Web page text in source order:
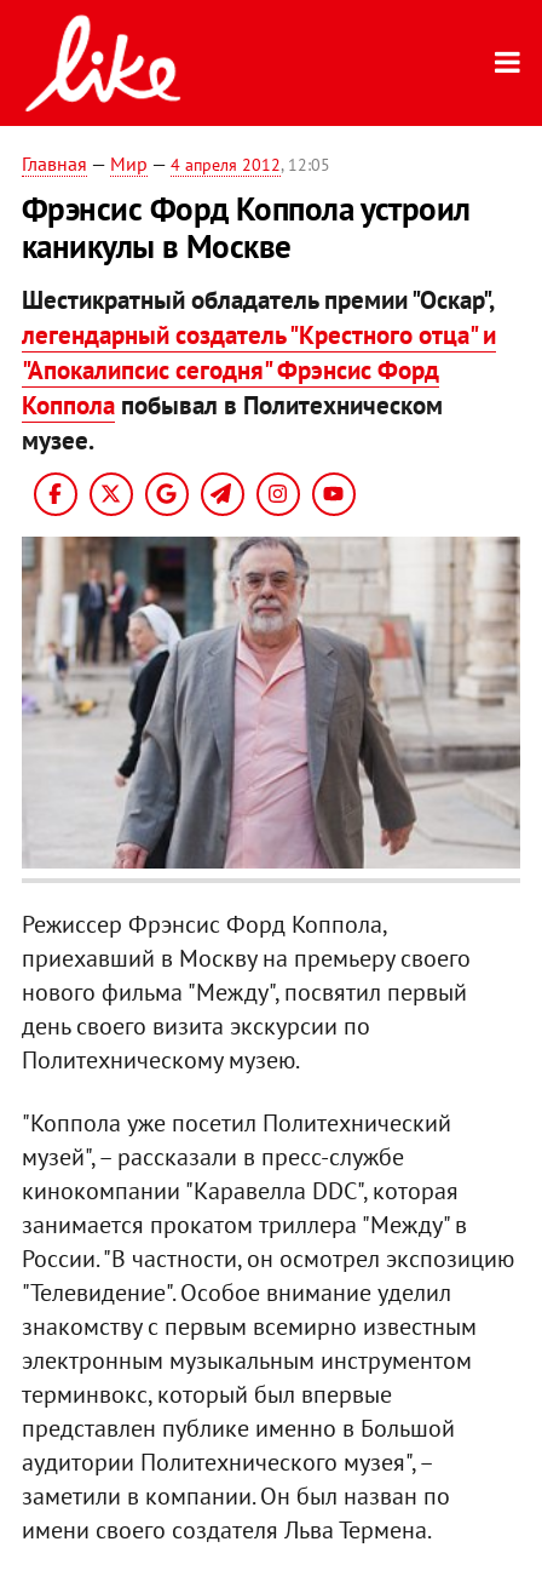
Главная — Мир — 4 апреля 2012, 12:05
Фрэнсис Форд Коппола устроил
каникулы в Москве
Шестикратный обладатель премии "Оскар",
легендарный создатель "Крестного отца" и
"Апокалипсис сегодня" Фрэнсис Форд
Копполапобывал в Политехническом
музее.
Режиссер Фрэнсис Форд Коппола,
приехавший в Москву на премьеру своего
нового фильма "Между", посвятил первый
день своего визита экскурсии по
Политехническому музею.
"Коппола уже посетил Политехнический
музей", – рассказали в пресс-службе
кинокомпании "Каравелла DDC", которая
занимается прокатом триллера "Между" в
России. "В частности, он осмотрел экспозицию
"Телевидение". Особое внимание уделил
знакомству с первым всемирно известным
электронным музыкальным инструментом
терминвокс, который был впервые
представлен публике именно в Большой
аудитории Политехнического музея", –
заметили в компании. Он был назван по
имени своего создателя Льва Термена.